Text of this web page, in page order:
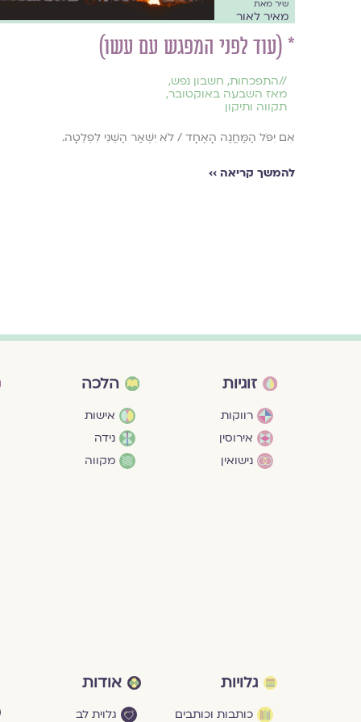
שיר מאת
מאיר לאור
* (עוד לפני המפגש עם עשו)
//התפכחות, חשבון נפש,
מאז השבעה באוקטובר,
תקווה ותיקון
אִם יִפֹּל הַמַּחֲנֶה הָאֶחָד / לֹא יִשְׁאַר הַשֵּׁנִי לִפְלֵטָה.
להמשך קריאה ››
זוגיות
רווקות
אירוסין
נישואין
הלכה
אישות
נידה
מקווה
גלויות
כותבות וכותבים
אודות
גלוית לב